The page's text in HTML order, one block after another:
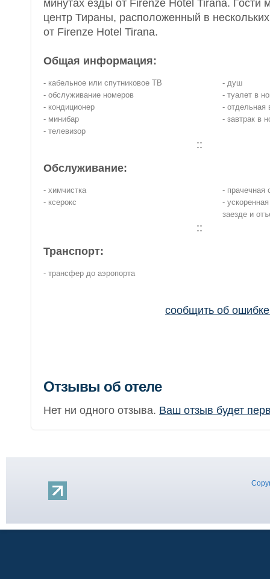
минутах езды от Firenze Hotel Tirana. Гости
центр Тираны, расположенный в
от Firenze Hotel Tirana.
Общая информация:
- кабельное или спутниковое ТВ
- обслуживание номеров
- кондиционер
- минибар
- телевизор
- душ
- туалет в
- отдельная
- завтрак в
::
Обслуживание:
- химчистка
- ксерокс
- прачечная
-
заезде и
::
Транспорт:
- трансфер до аэропорта
сообщить об
Отзывы об отеле
Нет ни одного отзыва. Ваш отзыв будет